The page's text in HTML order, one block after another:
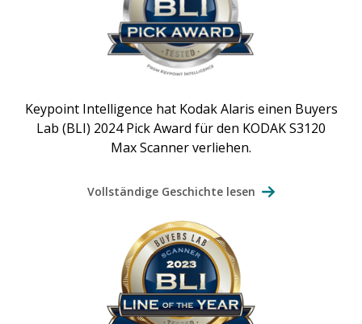
Keypoint Intelligence hat Kodak Alaris einen Buyers
Lab (BLI) 2024 Pick Award für den KODAK S3120
Max Scanner verliehen.
Vollständige Geschichte lesen